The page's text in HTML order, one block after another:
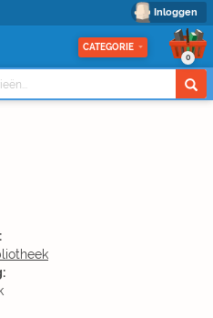
Inloggen
CATEGORIE
0